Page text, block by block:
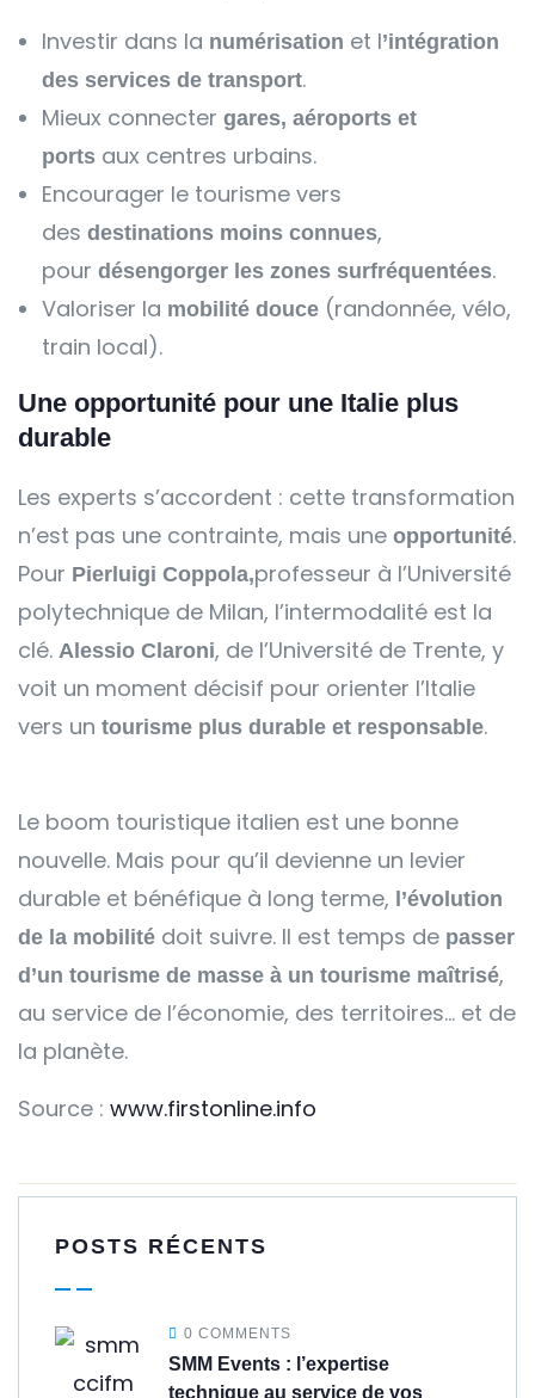
Investir dans la numérisation et l’intégration
des services de transport.
Mieux connecter gares, aéroports et
ports aux centres urbains.
Encourager le tourisme vers
des destinations moins connues,
pour désengorger les zones surfréquentées.
Valoriser la mobilité douce (randonnée, vélo,
train local).
Une opportunité pour une Italie plus
durable
Les experts s’accordent : cette transformation
n’est pas une contrainte, mais une opportunité.
Pour Pierluigi Coppola,professeur à l’Université
polytechnique de Milan, l’intermodalité est la
clé. Alessio Claroni, de l’Université de Trente, y
voit un moment décisif pour orienter l’Italie
vers un tourisme plus durable et responsable.
Le boom touristique italien est une bonne
nouvelle. Mais pour qu’il devienne un levier
durable et bénéfique à long terme, l’évolution
de la mobilité doit suivre. Il est temps de passer
d’un tourisme de masse à un tourisme maîtrisé,
au service de l’économie, des territoires… et de
la planète.
Source : www.firstonline.info
POSTS RÉCENTS
0 COMMENTS
SMM Events : l’expertise
technique au service de vos